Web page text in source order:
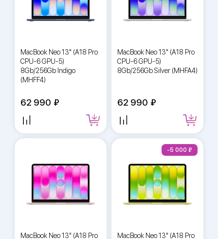
MacBook Neo 13" (A18 Pro
CPU-6 GPU-5)
8Gb/256Gb Indigo
(MHFF4)
62 990
MacBook Neo 13" (A18 Pro
CPU-6 GPU-5)
8Gb/256Gb Silver (MHFA4)
62 990
MacBook Neo 13" (A18 Pro
MacBook Neo 13" (A18 Pro
-5 000